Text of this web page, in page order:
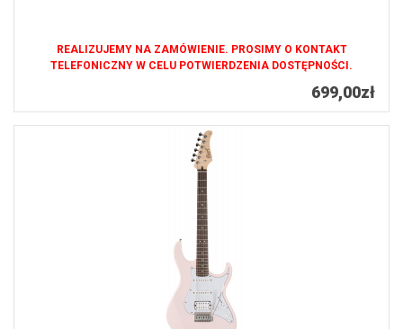
REALIZUJEMY NA ZAMÓWIENIE. PROSIMY O KONTAKT
TELEFONICZNY W CELU POTWIERDZENIA DOSTĘPNOŚCI.
699,00zł